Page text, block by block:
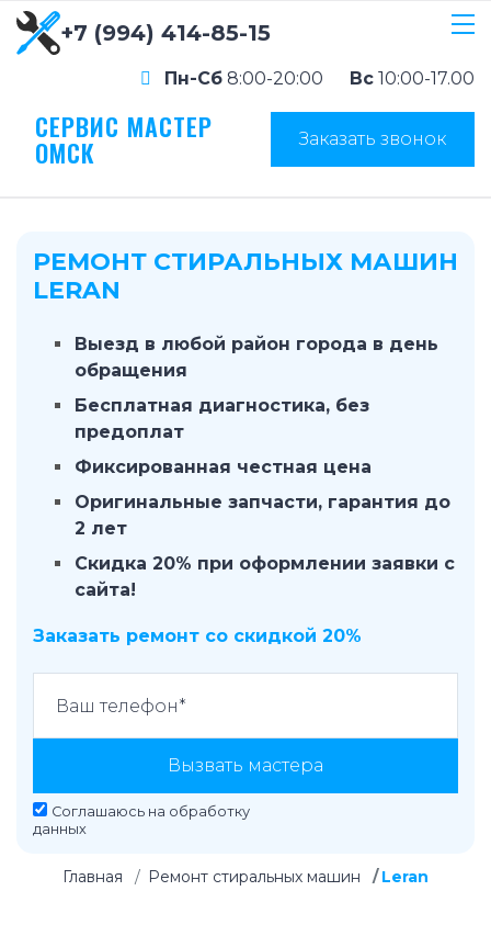
+7 (994) 414-85-15
Пн-Сб 8:00-20:00 Вс 10:00-17.00
СЕРВИС МАСТЕР
ОМСК Заказать звонок
РЕМОНТ СТИРАЛЬНЫХ МАШИН
LERAN
Выезд в любой район города в день
обращения
Бесплатная диагностика, без
предоплат
Фиксированная честная цена
Оригинальные запчасти, гарантия до
2 лет
Скидка 20% при оформлении заявки с
сайта!
Заказать ремонт со скидкой 20%
Вызвать мастера
Соглашаюсь на обработку
данных
Главная Ремонт стиральных машин Leran